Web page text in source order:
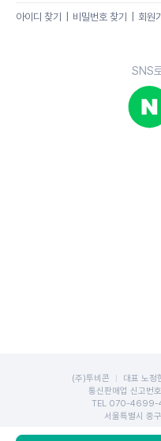
아이디 찾기 비밀번호 찾기 회원
SNS
(주)투비콘 대표 노정
통신판매업 신고
TEL 070-4699-
서울특별시 중
Copyright